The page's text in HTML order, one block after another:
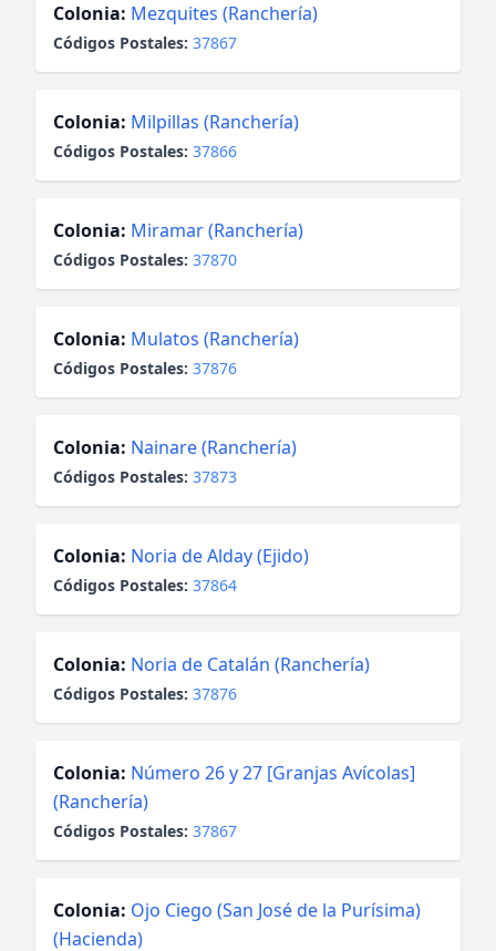
Colonia: Mezquites (Ranchería)
Códigos Postales: 37867
Colonia: Milpillas (Ranchería)
Códigos Postales: 37866
Colonia: Miramar (Ranchería)
Códigos Postales: 37870
Colonia: Mulatos (Ranchería)
Códigos Postales: 37876
Colonia: Nainare (Ranchería)
Códigos Postales: 37873
Colonia: Noria de Alday (Ejido)
Códigos Postales: 37864
Colonia: Noria de Catalán (Ranchería)
Códigos Postales: 37876
Colonia: Número 26 y 27 [Granjas Avícolas]
(Ranchería)
Códigos Postales: 37867
Colonia: Ojo Ciego (San José de la Purísima)
(Hacienda)